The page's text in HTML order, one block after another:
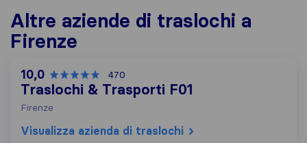
Altre aziende di traslochi a
Firenze
10,0 470
Traslochi & Trasporti F01
Firenze
Visualizza azienda di traslochi